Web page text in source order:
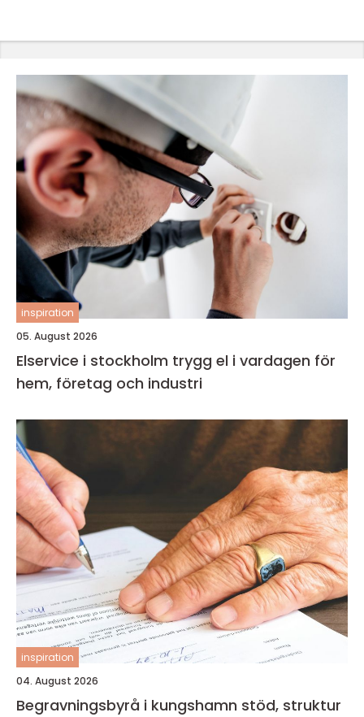
inspiration
05. August 2026
Elservice i stockholm trygg el i vardagen för
hem, företag och industri
inspiration
04. August 2026
Begravningsbyrå i kungshamn stöd, struktur